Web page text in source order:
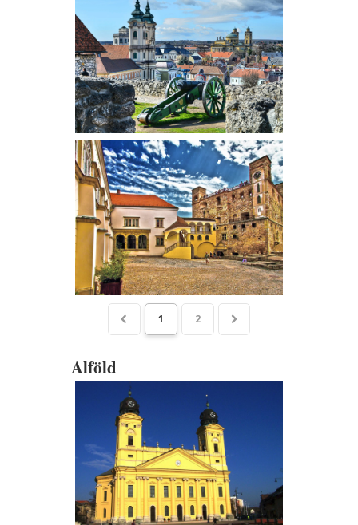
1 2
Alföld